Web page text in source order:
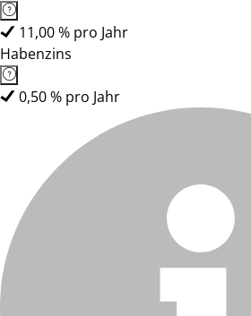
11,00 % pro Jahr
Habenzins
0,50 % pro Jahr